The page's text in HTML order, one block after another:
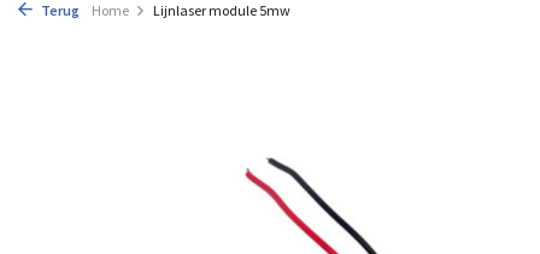
Terug Home Lijnlaser module 5mw